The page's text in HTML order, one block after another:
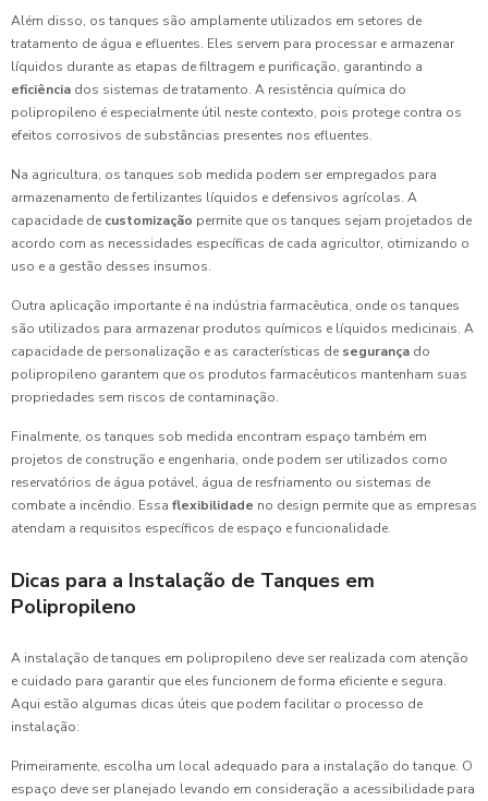
Além disso, os tanques são amplamente utilizados em setores de
tratamento de água e efluentes. Eles servem para processar e armazenar
líquidos durante as etapas de filtragem e purificação, garantindo a
eficiência dos sistemas de tratamento. A resistência química do
polipropileno é especialmente útil neste contexto, pois protege contra os
efeitos corrosivos de substâncias presentes nos efluentes.
Na agricultura, os tanques sob medida podem ser empregados para
armazenamento de fertilizantes líquidos e defensivos agrícolas. A
capacidade de customização permite que os tanques sejam projetados de
acordo com as necessidades específicas de cada agricultor, otimizando o
uso e a gestão desses insumos.
Outra aplicação importante é na indústria farmacêutica, onde os tanques
são utilizados para armazenar produtos químicos e líquidos medicinais. A
capacidade de personalização e as características de segurança do
polipropileno garantem que os produtos farmacêuticos mantenham suas
propriedades sem riscos de contaminação.
Finalmente, os tanques sob medida encontram espaço também em
projetos de construção e engenharia, onde podem ser utilizados como
reservatórios de água potável, água de resfriamento ou sistemas de
combate a incêndio. Essa flexibilidade no design permite que as empresas
atendam a requisitos específicos de espaço e funcionalidade.
Dicas para a Instalação de Tanques em
Polipropileno
A instalação de tanques em polipropileno deve ser realizada com atenção
e cuidado para garantir que eles funcionem de forma eficiente e segura.
Aqui estão algumas dicas úteis que podem facilitar o processo de
instalação:
Primeiramente, escolha um local adequado para a instalação do tanque. O
espaço deve ser planejado levando em consideração a acessibilidade para